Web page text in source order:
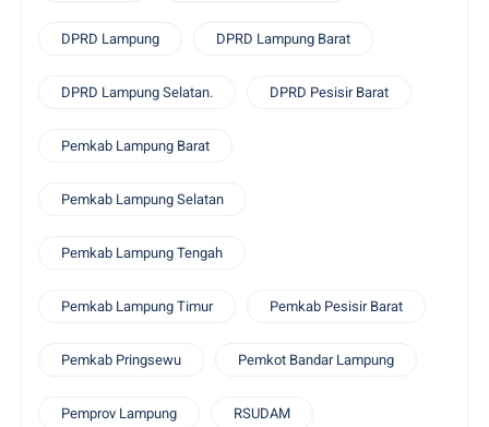
DPRD Lampung DPRD Lampung Barat
DPRD Lampung Selatan. DPRD Pesisir Barat
Pemkab Lampung Barat
Pemkab Lampung Selatan
Pemkab Lampung Tengah
Pemkab Lampung Timur Pemkab Pesisir Barat
Pemkab Pringsewu Pemkot Bandar Lampung
Pemprov Lampung RSUDAM